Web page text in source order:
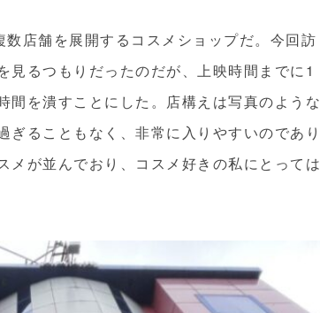
店舗を展開するコスメショップだ。今回訪
るつもりだったのだが、上映時間までに1
間を潰すことにした。店構えは写真のような
ることもなく、非常に入りやすいのであり
メが並んでおり、コスメ好きの私にとっては